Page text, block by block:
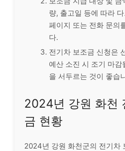
량, 출고일 등에 따라
페이지 또는 전화 문의
다.
전기차 보조금 신청은
예산 소진 시 조기 마감
을 서두르는 것이 좋습
2024년 강원 화천
금 현황
2024년 강원 화천군의 전기차